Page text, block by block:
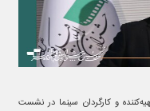
و کارگردان سینما در نشست